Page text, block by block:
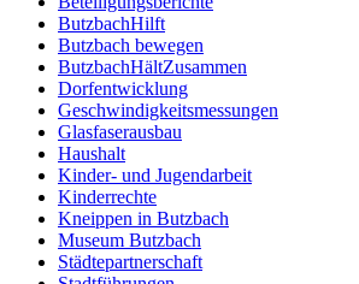
ButzbachHilft
Butzbach bewegen
ButzbachHältZusammen
Dorfentwicklung
Geschwindigkeitsmessungen
Glasfaserausbau
Haushalt
Kinder- und Jugendarbeit
Kinderrechte
Kneippen in Butzbach
Museum Butzbach
Städtepartnerschaft